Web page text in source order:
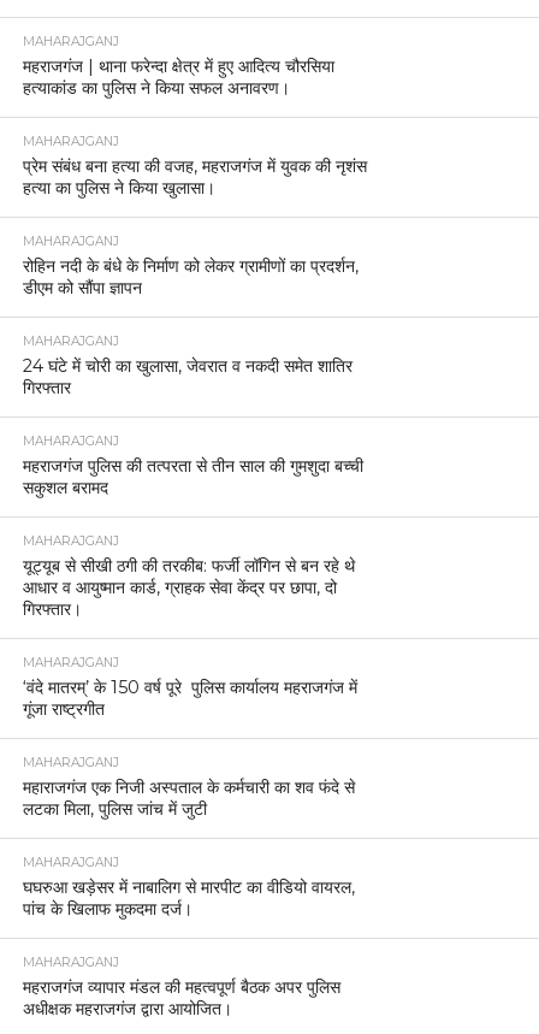
MAHARAJGANJ
महराजगंज | थाना फरेन्दा क्षेत्र में हुए आदित्य चौरसिया
हत्याकांड का पुलिस ने किया सफल अनावरण।
MAHARAJGANJ
प्रेम संबंध बना हत्या की वजह, महराजगंज में युवक की नृशंस
हत्या का पुलिस ने किया खुलासा।
MAHARAJGANJ
रोहिन नदी के बंधे के निर्माण को लेकर ग्रामीणों का प्रदर्शन,
डीएम को सौंपा ज्ञापन
MAHARAJGANJ
24 घंटे में चोरी का खुलासा, जेवरात व नकदी समेत शातिर
गिरफ्तार
MAHARAJGANJ
महराजगंज पुलिस की तत्परता से तीन साल की गुमशुदा बच्ची
सकुशल बरामद
MAHARAJGANJ
यूट्यूब से सीखी ठगी की तरकीब: फर्जी लॉगिन से बन रहे थे
आधार व आयुष्मान कार्ड, ग्राहक सेवा केंद्र पर छापा, दो
गिरफ्तार।
MAHARAJGANJ
‘वंदे मातरम्’ के 150 वर्ष पूरे पुलिस कार्यालय महराजगंज में
गूंजा राष्ट्रगीत
MAHARAJGANJ
महाराजगंज एक निजी अस्पताल के कर्मचारी का शव फंदे से
लटका मिला, पुलिस जांच में जुटी
MAHARAJGANJ
घघरुआ खड़ेसर में नाबालिग से मारपीट का वीडियो वायरल,
पांच के खिलाफ मुकदमा दर्ज।
MAHARAJGANJ
महराजगंज व्यापार मंडल की महत्वपूर्ण बैठक अपर पुलिस
अधीक्षक महराजगंज द्वारा आयोजित।